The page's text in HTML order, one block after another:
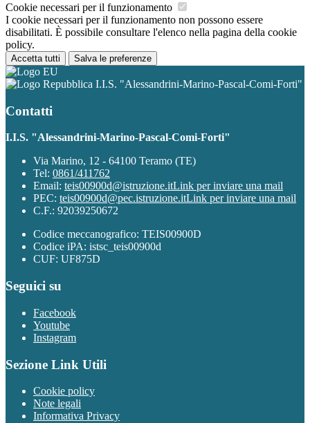
Cookie necessari per il funzionamento
I cookie necessari per il funzionamento non possono essere
disabilitati. È possibile consultare l'elenco nella pagina della cookie
policy.
Accetta tutti Salva le preferenze
I.I.S. "Alessandrini-Marino-Pascal-Comi-Forti"
Contatti
I.I.S. "Alessandrini-Marino-Pascal-Comi-Forti"
Via Marino, 12 - 64100 Teramo (TE)
Tel: 0861/411762
Email: teis00900d@istruzione.itLink per inviare una mail
PEC: teis00900d@pec.istruzione.itLink per inviare una mail
C.F.: 92039250672
Codice meccanografico: TEIS00900D
Codice iPA: istsc_teis00900d
CUF: UF875D
Seguici su
Facebook
Youtube
Instagram
Sezione Link Utili
Cookie policy
Note legali
Informativa Privacy